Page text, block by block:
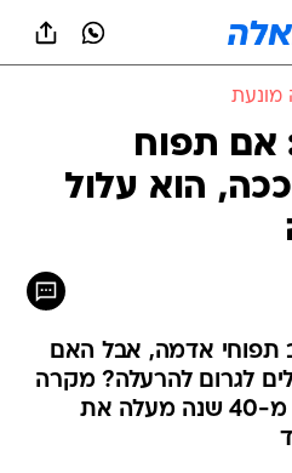
מונעת
אם תפוח
הוא עלול
תפוחי אדמה, אבל האם
לגרום להרעלה? מקרה
כזה שדווח לפני למעלה מ-40 שנה מעלה את